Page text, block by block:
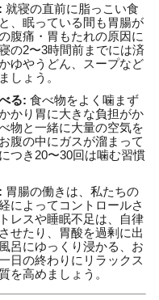
就寝の直前に脂っこい食
、眠っている間も胃腸が
腹痛・胃もたれの原因に
の2〜3時間前までには済
ゆやうどん、スープなど
しょう。
る: 食べ物をよく噛まず
かり胃に大きな負担がか
物と一緒に大量の空気を
腹の中にガスが溜まって
つき20〜30回は噛む習慣
胃腸の働きは、私たちの
によってコントロールさ
レスや睡眠不足は、自律
せたり、胃酸を過剰に出
呂にゆっくり浸かる、お
日の終わりにリラックス
を高めましょう。